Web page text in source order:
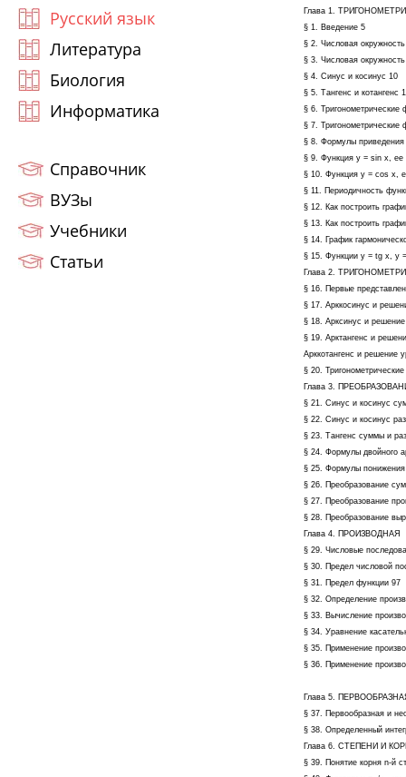
Русский язык
Литература
Биология
Информатика
Справочник
ВУЗы
Учебники
Статьи
Глава 1.
§ 1. Введение 5
§ 2. Числовая
§ 3. Числовая
§ 4. Синус и косинус 10
§ 5. Тангенс и котангенс
§ 6. Тригонометрические
§ 7. Тригонометрические
§ 8. Формулы
§ 9. Функция у = sin х, ее
§ 10. Функция у = cos х,
§ 11. Периодичность
§ 12. Как построить
§ 13. Как построить
§ 14. График
§ 15. Функции y = tg х, у
Глава 2.
§ 16. Первые
§ 17. Арккосинус и
§ 18. Арксинус и
§ 19. Арктангенс и
Арккотангенс и решение
§ 20.
Глава 3.
§ 21. Синус и косинус
§ 22. Синус и косинус
§ 23. Тангенс суммы и
§ 24. Формулы двойного
§ 25. Формулы
§ 26. Преобразование
§ 27. Преобразование
§ 28. Преобразование
Глава 4. ПРОИЗВОДНАЯ
§ 29. Числовые
§ 30. Предел числовой
§ 31. Предел функции 97
§ 32. Определение
§ 33. Вычисление
§ 34. Уравнение
§ 35. Применение
§ 36. Применение
Глава 5.
§ 37. Первообразная и
§ 38. Определенный
Глава 6. СТЕПЕНИ И
§ 39. Понятие корня n-й